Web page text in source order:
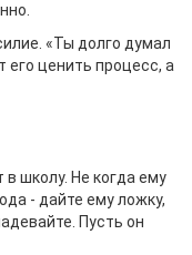
«Ты долго думал
его ценить процесс, а
в школу. Не когда ему
- дайте ему ложку,
Пусть он